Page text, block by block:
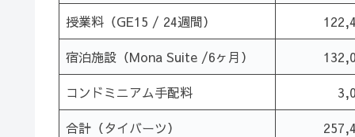
授業料（GE15 / 24週間）
宿泊施設（Mona Suite /6ヶ月）
コンドミニアム手配料
合計（タイバーツ）